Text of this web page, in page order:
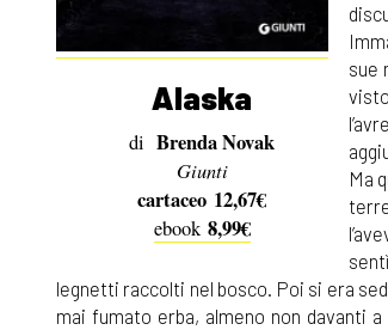
Alaska
di Brenda Novak
Giunti
cartaceo 12,67€
ebook 8,99€
sue
Ma
legnetti raccolti nel bosco. Poi si era
mai fumato erba, almeno non davanti